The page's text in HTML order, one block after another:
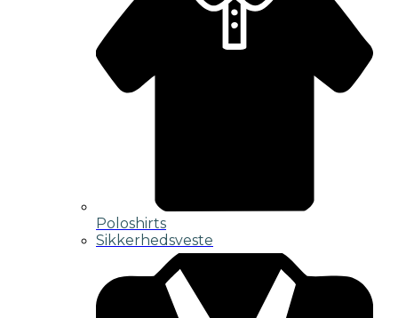
Poloshirts
Sikkerhedsveste